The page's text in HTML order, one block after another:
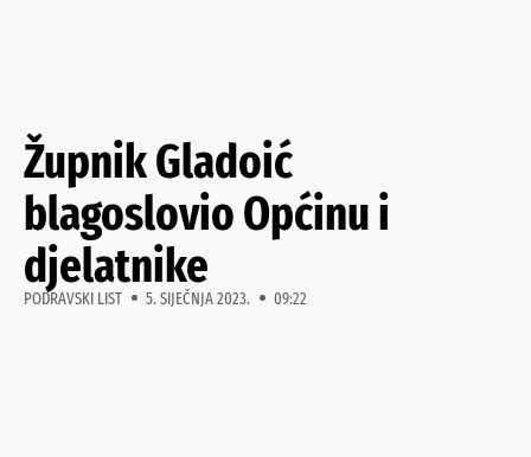
Župnik Gladoić
blagoslovio Općinu i
djelatnike
PODRAVSKI LIST 5. SIJEČNJA 2023. 09:22